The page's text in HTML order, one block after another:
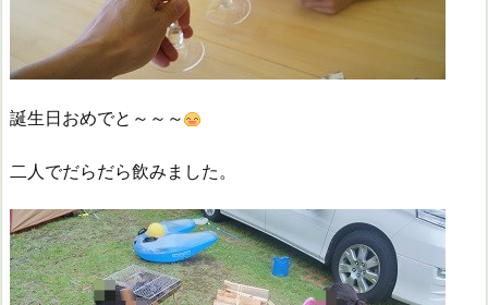
誕生日おめでと～～～
二人でだらだら飲みました。